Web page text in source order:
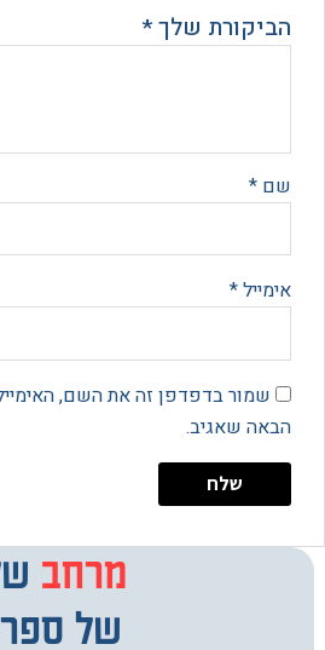
שלך*
בדפדפן זה את השם, האימייל
שאגיב.
מרחב
מבחר
שלם
של ספרים